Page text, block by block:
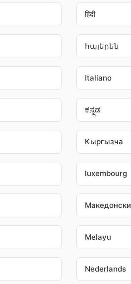
हिंदी
հայերեն
Italiano
ಕನ್ನಡ
Кыргызча
luxembourg
Македонски
Melayu
Nederlands